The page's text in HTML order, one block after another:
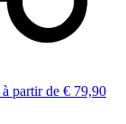
à partir de € 79,90